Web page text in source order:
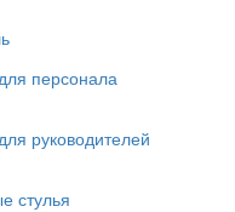
персонала
руководителей
стулья